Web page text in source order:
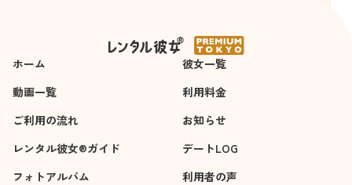
に、ほぼ全てのセリ
フにツッコミを入れ
てて面白かったし、
一緒にいてこんなに
楽しい気持ちになる
人がいるんだと感動
しました。
ホーム
彼女一覧
動画一覧
利用料金
ご利用の流れ
お知らせ
レンタル彼女®ガイド
デートLOG
フォトアルバム
利用者の声